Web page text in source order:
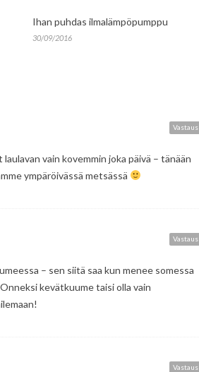
Ihan puhdas ilmalämpöpumppu
30/09/2016
Vastaus
vain kovemmin joka päivä – tänään
ympäröivässä metsässä
Vastaus
– sen siitä saa kun menee somessa
Onneksi kevätkuume taisi olla vain
Vastaus